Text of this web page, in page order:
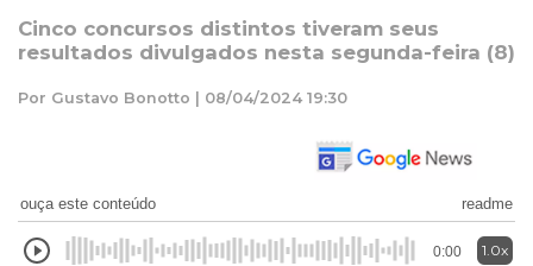
Cinco concursos distintos tiveram seus
resultados divulgados nesta segunda-feira (8)
Por Gustavo Bonotto | 08/04/2024 19:30
ouça este conteúdo readme
0:00 1.0x